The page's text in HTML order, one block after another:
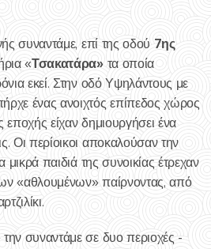
συναντάμε, επί της οδού 7ης
«Τσακατάρα»τα οποία
εκεί. Στην οδό Υψηλάντους με
ένας ανοιχτός επίπεδος χώρος
είχαν δημιουργήσει ένα
Οι περίοικοι αποκαλούσαν την
μικρά παιδιά της συνοικίας έτρεχαν
«αθλουμένων» παίρνοντας, από
την συναντάμε σε δυο περιοχές -